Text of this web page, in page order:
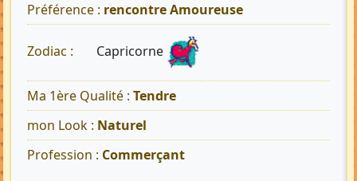
Préférence : rencontre Amoureuse
Zodiac : Capricorne
Ma 1ère Qualité : Tendre
mon Look : Naturel
Profession : Commerçant